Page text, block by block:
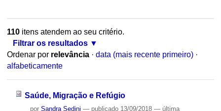
110itens atendem ao seu critério.
Filtrar os resultados
Ordenar por relevância · data (mais recente primeiro) ·
alfabeticamente
Saúde, Migração e Refúgio
por Sandra Sedini — publicado13/09/2018 — última